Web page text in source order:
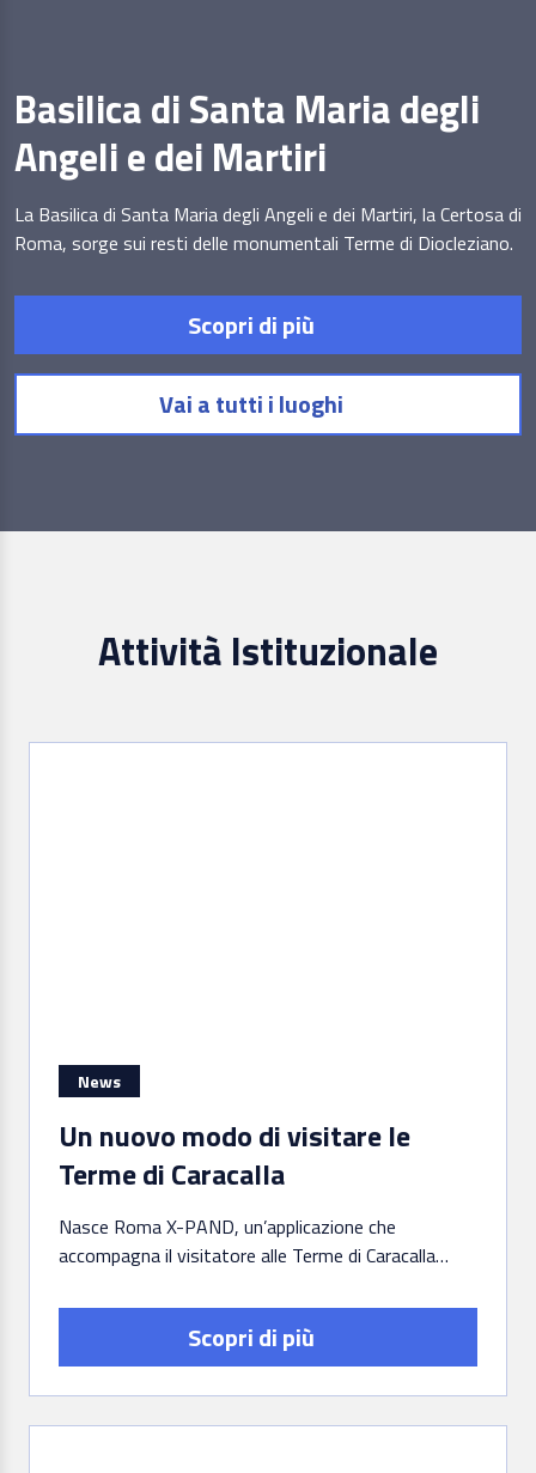
Basilica di Santa Maria degli
Angeli e dei Martiri
La Basilica di Santa Maria degli Angeli e dei Martiri, la Certosa di
Roma, sorge sui resti delle monumentali Terme di Diocleziano.
Scopri di più
Vai a tutti i luoghi
Attività Istituzionale
News
Un nuovo modo di visitare le
Terme di Caracalla
Nasce Roma X-PAND, un’applicazione che
accompagna il visitatore alle Terme di Caracalla
Scopri di più